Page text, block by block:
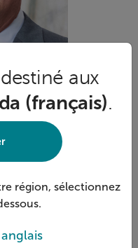
aux
(français).
région, sélectionnez
du comité des
de service
Net Inc., une